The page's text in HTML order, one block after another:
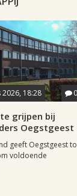
18:28 0
grijpen bij
Oegstgeest
geeft Oegstgeest
voldoende